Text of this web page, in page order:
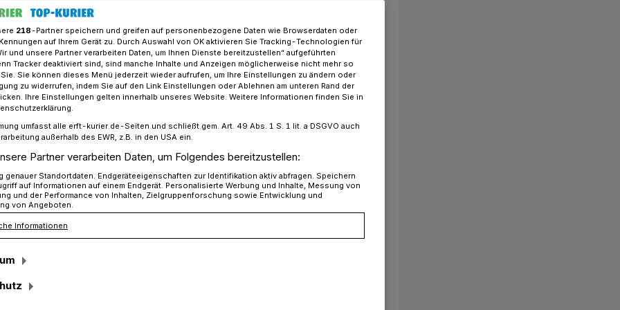
Hochneukirch baut eigenen Rennwagen
vom eigenen
groß, teuer und hat keinen
nur rumstehen wird sein
er erfüllt sich den Traum, einen eigenen
218-Partner speichern und greifen auf personenbezogene Daten wie Browserdaten oder
auf Ihrem Gerät zu. Durch Auswahl von OK aktivieren Sie Tracking-Technologien für
und unsere Partner verarbeiten Daten, um Ihnen Dienste bereitzustellen“ aufgeführten
Tracker deaktiviert sind, sind manche Inhalte und Anzeigen möglicherweise nicht mehr so
Sie können dieses Menü jederzeit wieder aufrufen, um Ihre Einstellungen zu ändern oder
zu widerrufen, indem Sie auf den Link Einstellungen oder Ablehnen am unteren Rand der
Ihre Einstellungen gelten innerhalb unseres Website. Weitere Informationen finden Sie in
umfasst alle erft-kurier.de-Seiten und schließt gem. Art. 49 Abs. 1 S. 1 lit. a DSGVO auch
außerhalb des EWR, z.B. in den USA ein.
Partner verarbeiten Daten, um Folgendes bereitzustellen:
genauer Standortdaten. Endgeräteeigenschaften zur Identifikation aktiv abfragen. Speichern
auf Informationen auf einem Endgerät. Personalisierte Werbung und Inhalte, Messung von
und der Performance von Inhalten, Zielgruppenforschung sowie Entwicklung und
von Angeboten.
Informationen